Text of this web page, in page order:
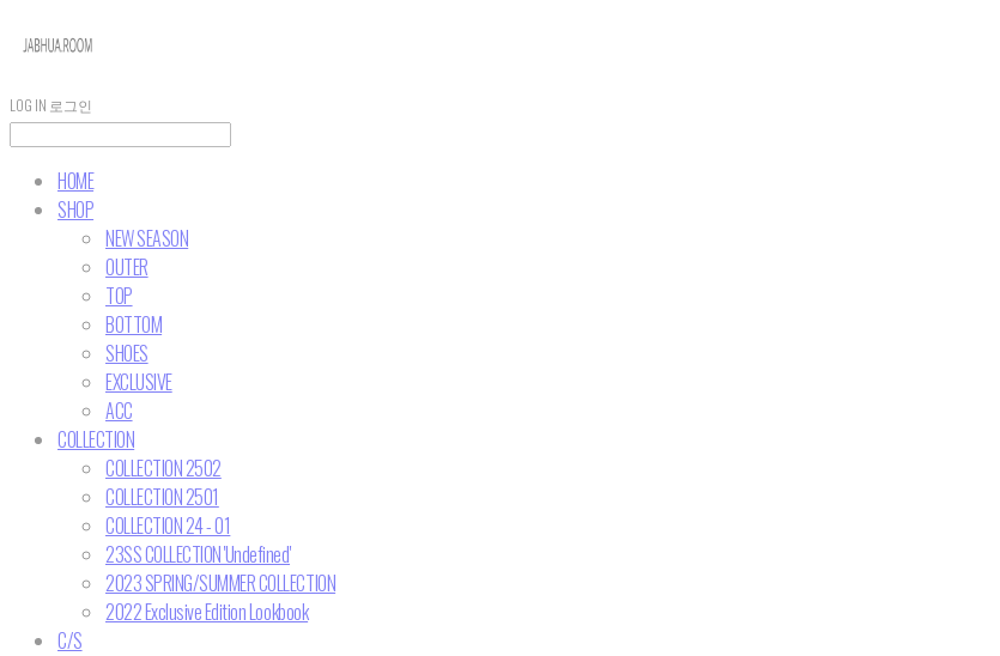
LOG IN 로그인
HOME
SHOP
NEW SEASON
OUTER
TOP
BOTTOM
SHOES
EXCLUSIVE
ACC
COLLECTION
COLLECTION 2502
COLLECTION 2501
COLLECTION 24 - 01
23SS COLLECTION 'Undefined'
2023 SPRING/SUMMER COLLECTION
2022 Exclusive Edition Lookbook
C/S